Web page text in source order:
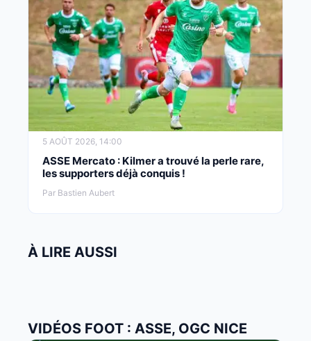
5 AOÛT 2026, 14:00
ASSE Mercato : Kilmer a trouvé la perle rare,
les supporters déjà conquis !
Par Bastien Aubert
À LIRE AUSSI
VIDÉOS FOOT : ASSE, OGC NICE